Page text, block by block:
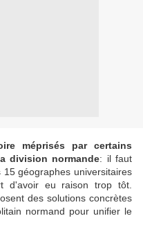
méprisés par certains
division normande: il faut
géographes universitaires
d'avoir eu raison trop tôt.
des solutions concrètes
normand pour unifier le